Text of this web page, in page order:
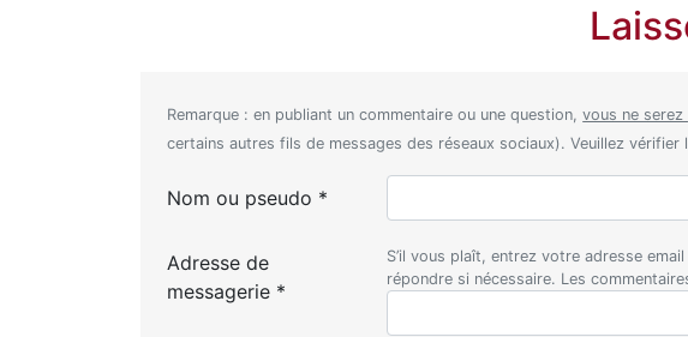
Remarque : en publiant un commentaire ou une question,vous ne serez
certains autres fils de messages des réseaux sociaux). Veuillez
Nom ou pseudo *
Adresse de
messagerie *
S’il vous plaît, entrez votre adresse
répondre si nécessaire. Les